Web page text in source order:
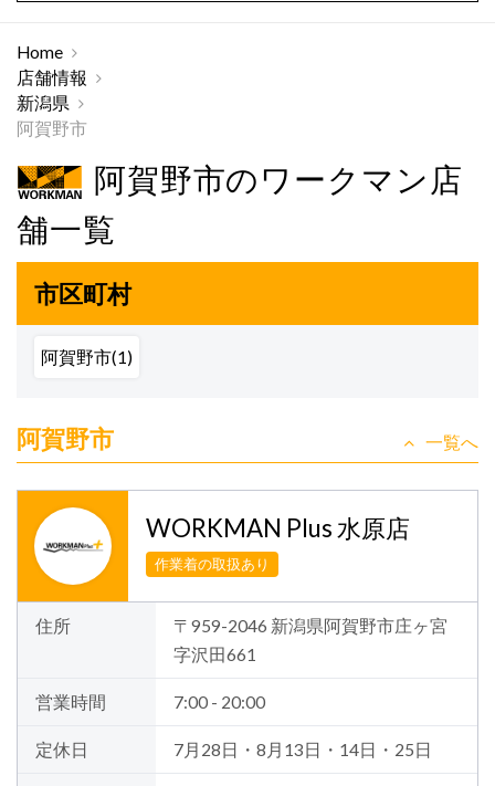
Home
店舗情報
新潟県
阿賀野市
阿賀野市のワークマン店
舗一覧
市区町村
阿賀野市(1)
阿賀野市 一覧へ
WORKMAN Plus 水原店
作業着の取扱あり
住所
〒959-2046 新潟県阿賀野市庄ヶ宮
字沢田661
営業時間 7:00 - 20:00
定休日 7月28日・8月13日・14日・25日